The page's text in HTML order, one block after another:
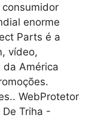
enorme
Parts é a
vídeo,
da América
WebProtetor
Triha -